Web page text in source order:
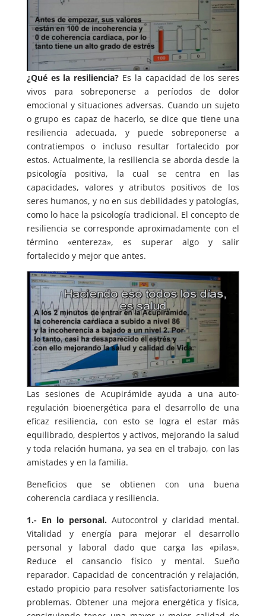
¿Qué es la resiliencia? Es la capacidad de los seres
vivos para sobreponerse a períodos de dolor
emocional y situaciones adversas. Cuando un sujeto
o grupo es capaz de hacerlo, se dice que tiene una
resiliencia adecuada, y puede sobreponerse a
contratiempos o incluso resultar fortalecido por
estos. Actualmente, la resiliencia se aborda desde la
psicología positiva, la cual se centra en las
capacidades, valores y atributos positivos de los
seres humanos, y no en sus debilidades y patologías,
como lo hace la psicología tradicional. El concepto de
resiliencia se corresponde aproximadamente con el
término «entereza», es superar algo y salir
fortalecido y mejor que antes.
Las sesiones de Acupirámide ayuda a una auto-
regulación bioenergética para el desarrollo de una
eficaz resiliencia, con esto se logra el estar más
equilibrado, despiertos y activos, mejorando la salud
y toda relación humana, ya sea en el trabajo, con las
amistades y en la familia.
Beneficios que se obtienen con una buena
coherencia cardiaca y resiliencia.
1.- En lo personal.Autocontrol y claridad mental.
Vitalidad y energía para mejorar el desarrollo
personal y laboral dado que carga las «pilas».
Reduce el cansancio físico y mental. Sueño
reparador. Capacidad de concentración y relajación,
estado propicio para resolver satisfactoriamente los
problemas. Obtener una mejora energética y física,